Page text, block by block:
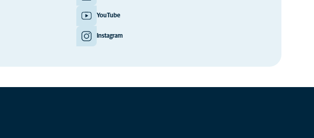
YouTube
Instagram